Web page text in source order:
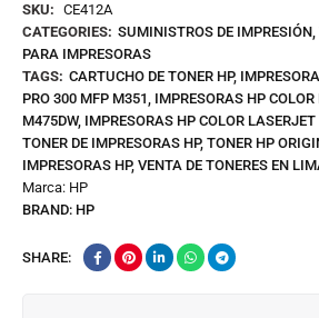
SKU: CE412A
CATEGORIES: SUMINISTROS DE IMPRESIÓN,
PARA IMPRESORAS
TAGS: CARTUCHO DE TONER HP,
PRO 300 MFP M351, IMPRESORAS HP
M475DW, IMPRESORAS HP COLOR
TONER DE IMPRESORAS HP, TONER HP
IMPRESORAS HP, VENTA DE TONERES EN
Marca: HP
BRAND: HP
SHARE: